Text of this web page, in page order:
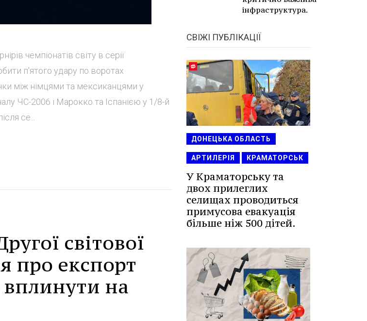
чемпіонатів світу в серії
п'ятого удару по воротах
між німцями та мексиканцями у
ЧС-2006 і Марокко та Іспанією у 1/8-й
се...
світової
про експорт
вплинути на
інфраструктура.
СВІЖІ ПУБЛІКАЦІЇ
ДОНЕЦЬКА ОБЛАСТЬ
АРТИЛЕРІЯ КРАМАТОРСЬК
У Краматорську та
двох прилеглих
селищах проводиться
примусова евакуація
більше ніж 500 дітей.